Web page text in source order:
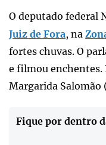
O deputado federal
Juiz de Fora, na
fortes chuvas. O
e filmou enchentes.
Margarida Salomão
Fique por dentro